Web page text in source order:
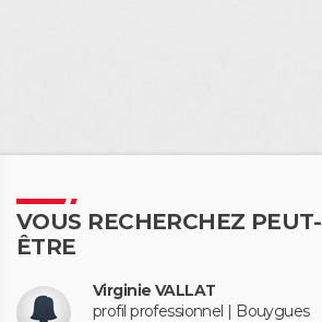
VOUS RECHERCHEZ PEUT-
ÊTRE
Virginie VALLAT
profil professionnel | Bouygues